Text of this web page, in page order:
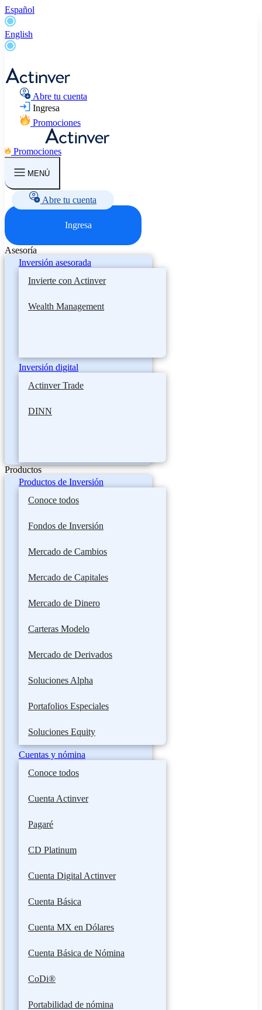
Español
English
Abre tu cuenta
Ingresa
Promociones
Promociones
MENÚ
Abre tu cuenta
Ingresa
Asesoría
Inversión asesorada
Invierte con Actinver
Wealth Management
Inversión digital
Actinver Trade
DINN
Productos
Productos de Inversión
Conoce todos
Fondos de Inversión
Mercado de Cambios
Mercado de Capitales
Mercado de Dinero
Carteras Modelo
Mercado de Derivados
Soluciones Alpha
Portafolios Especiales
Soluciones Equity
Cuentas y nómina
Conoce todos
Cuenta Actinver
Pagaré
CD Platinum
Cuenta Digital Actinver
Cuenta Básica
Cuenta MX en Dólares
Cuenta Básica de Nómina
CoDi®
Portabilidad de nómina